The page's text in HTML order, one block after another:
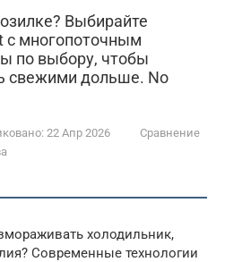
Выбирайте
с многопоточным
по выбору, чтобы
свежими дольше. No
22 Апр 2026
Сравнение
холодильник,
Современные технологии